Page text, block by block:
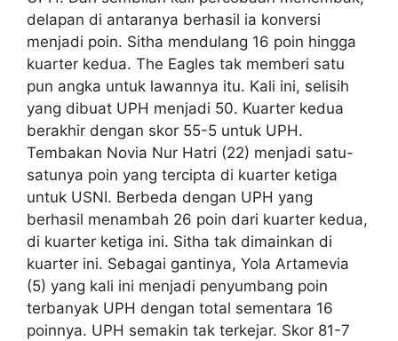
delapan di antaranya berhasil ia konversi
menjadi poin. Sitha mendulang 16 poin hingga
kuarter kedua. The Eagles tak memberi satu
pun angka untuk lawannya itu. Kali ini, selisih
yang dibuat UPH menjadi 50. Kuarter kedua
berakhir dengan skor 55-5 untuk UPH.
Tembakan Novia Nur Hatri (22) menjadi satu-
satunya poin yang tercipta di kuarter ketiga
untuk USNI. Berbeda dengan UPH yang
berhasil menambah 26 poin dari kuarter kedua,
di kuarter ketiga ini. Sitha tak dimainkan di
kuarter ini. Sebagai gantinya, Yola Artamevia
(5) yang kali ini menjadi penyumbang poin
terbanyak UPH dengan total sementara 16
poinnya. UPH semakin tak terkejar. Skor 81-7